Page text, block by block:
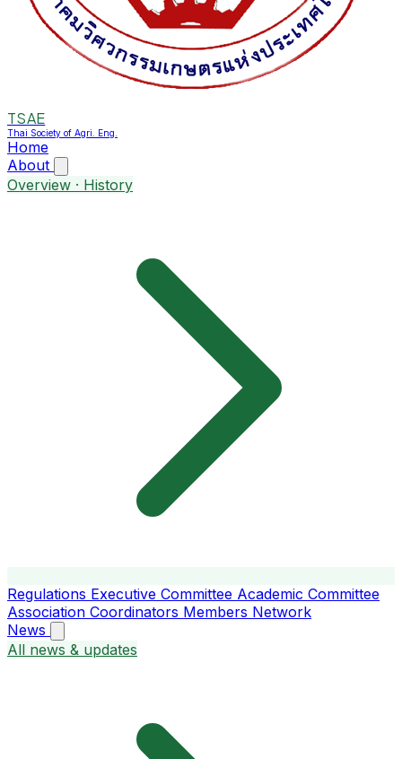
TSAE
Thai Society of Agri. Eng.
Home
About
Overview · History
Regulations Executive Committee Academic Committee
Association Coordinators Members Network
News
All news & updates